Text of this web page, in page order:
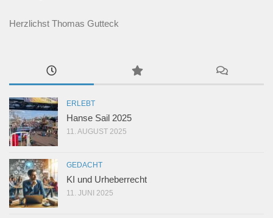
Herzlichst Thomas Gutteck
ERLEBT
Hanse Sail 2025
11. AUGUST 2025
GEDACHT
KI und Urheberrecht
11. JUNI 2025